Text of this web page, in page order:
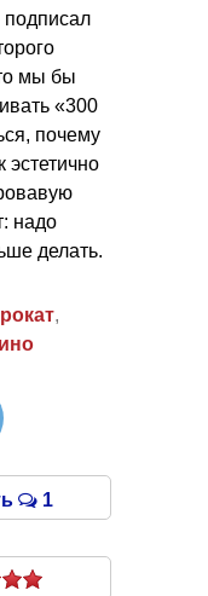
подписал
мы бы
«300
почему
эстетично
надо
делать.
,
1